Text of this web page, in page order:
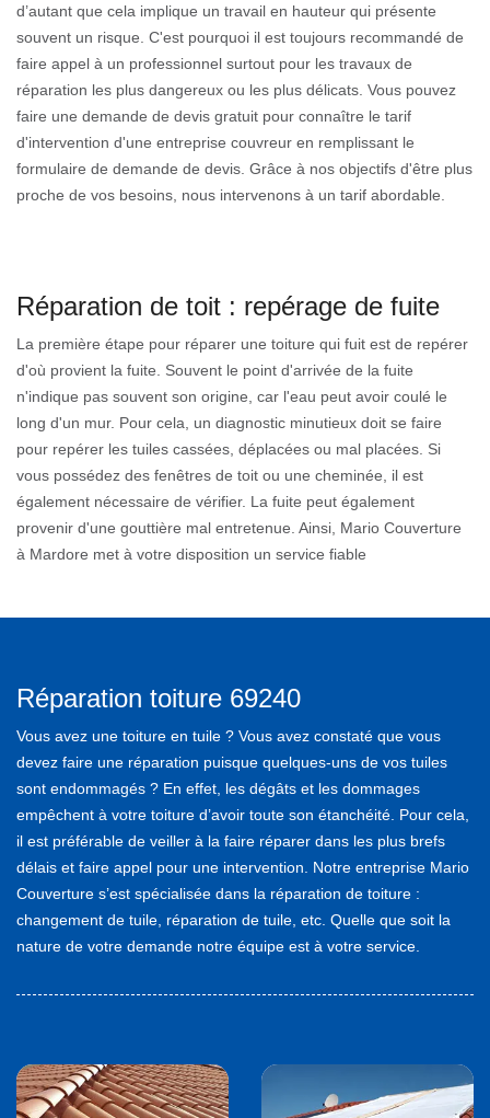
d’autant que cela implique un travail en hauteur qui présente
souvent un risque. C'est pourquoi il est toujours recommandé de
faire appel à un professionnel surtout pour les travaux de
réparation les plus dangereux ou les plus délicats. Vous pouvez
faire une demande de devis gratuit pour connaître le tarif
d'intervention d'une entreprise couvreur en remplissant le
formulaire de demande de devis. Grâce à nos objectifs d'être plus
proche de vos besoins, nous intervenons à un tarif abordable.
Réparation de toit : repérage de fuite
La première étape pour réparer une toiture qui fuit est de repérer
d'où provient la fuite. Souvent le point d'arrivée de la fuite
n'indique pas souvent son origine, car l'eau peut avoir coulé le
long d'un mur. Pour cela, un diagnostic minutieux doit se faire
pour repérer les tuiles cassées, déplacées ou mal placées. Si
vous possédez des fenêtres de toit ou une cheminée, il est
également nécessaire de vérifier. La fuite peut également
provenir d'une gouttière mal entretenue. Ainsi, Mario Couverture
à Mardore met à votre disposition un service fiable
Réparation toiture 69240
Vous avez une toiture en tuile ? Vous avez constaté que vous
devez faire une réparation puisque quelques-uns de vos tuiles
sont endommagés ? En effet, les dégâts et les dommages
empêchent à votre toiture d’avoir toute son étanchéité. Pour cela,
il est préférable de veiller à la faire réparer dans les plus brefs
délais et faire appel pour une intervention. Notre entreprise Mario
Couverture s’est spécialisée dans la réparation de toiture :
changement de tuile, réparation de tuile, etc. Quelle que soit la
nature de votre demande notre équipe est à votre service.